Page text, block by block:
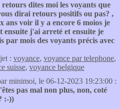
dites moi les voyants que
dirai retours positifs ou pas? ,
ans voir il y a encore 6 moios je
ensuite j'ai arreté et ensuite je
par mois des voyants précis avec
: voyance, voyance par telephone,
suisse, voyance belgique
minimoi, le 06-12-2023 19:23:00 :
pas mal non plus, non, coté
:-))